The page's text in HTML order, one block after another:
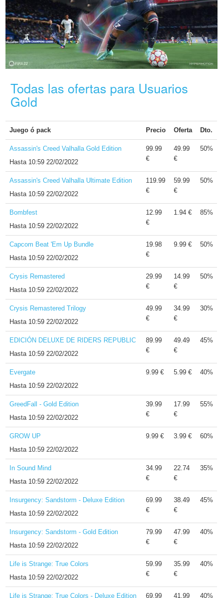
Todas las ofertas para Usuarios
Gold
Juego ó pack Precio Oferta Dto.
Assassin's Creed Valhalla Gold Edition
Hasta 10:59 22/02/2022
99.99
€
49.99
€
50%
Assassin's Creed Valhalla Ultimate Edition
Hasta 10:59 22/02/2022
119.99
€
59.99
€
50%
Bombfest
Hasta 10:59 22/02/2022
12.99
€
1.94 € 85%
Capcom Beat 'Em Up Bundle
Hasta 10:59 22/02/2022
19.98
€
9.99 € 50%
Crysis Remastered
Hasta 10:59 22/02/2022
29.99
€
14.99
€
50%
Crysis Remastered Trilogy
Hasta 10:59 22/02/2022
49.99
€
34.99
€
30%
EDICIÓN DELUXE DE RIDERS REPUBLIC
Hasta 10:59 22/02/2022
89.99
€
49.49
€
45%
Evergate
Hasta 10:59 22/02/2022
9.99 € 5.99 € 40%
GreedFall - Gold Edition
Hasta 10:59 22/02/2022
39.99
€
17.99
€
55%
GROW UP
Hasta 10:59 22/02/2022
9.99 € 3.99 € 60%
In Sound Mind
Hasta 10:59 22/02/2022
34.99
€
22.74
€
35%
Insurgency: Sandstorm - Deluxe Edition
Hasta 10:59 22/02/2022
69.99
€
38.49
€
45%
Insurgency: Sandstorm - Gold Edition
Hasta 10:59 22/02/2022
79.99
€
47.99
€
40%
Life is Strange: True Colors
Hasta 10:59 22/02/2022
59.99
€
35.99
€
40%
Life is Strange: True Colors - Deluxe Edition 69.99 41.99 40%